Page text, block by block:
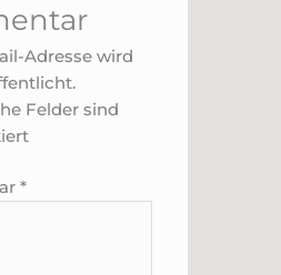
Adresse wird
Felder sind
*